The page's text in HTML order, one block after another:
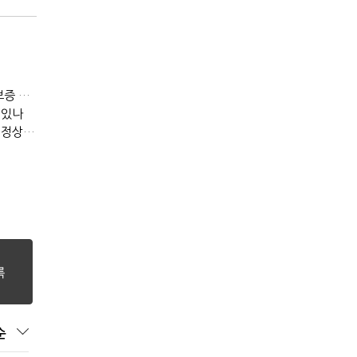
[IB토마토]메가스터디, 교육보다 골프장…300억 대여 뒤 보증 리스크
나
[IB토마토](PF 잔불)③다올투자증권, 부동산금융 줄였지만 정상화는 진행형